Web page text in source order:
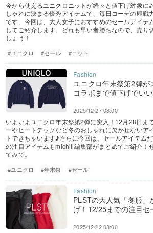
今から使えるユニクロニットが続々と値下げ対象に
しゃれに決まる優秀アイテムで、毎日コーデの即戦
です。今回は、大人女子におすすめのセールアイテ
してご紹介します。どれも早い者勝ちなので、売り
しょう！
#ユニクロ #セール #ニット
ユニクロ年末祭第2弾
コラボまで値下げでい
2025/12/27 08:00
いよいよユニクロ年末祭第2弾に突入！12月28日ま
ーやヒートテックなど冬のおしゃれに欠かせないア
トできちゃいます♪さらに今回は、セールアイテム
の注目アイテムもmichill編集部がまとめてご紹介！
てみて。
#ユニクロ #年末祭 #セール
PLSTの大人気「冬服」
げ！12/25までの注目セ
2025/12/22 08:00